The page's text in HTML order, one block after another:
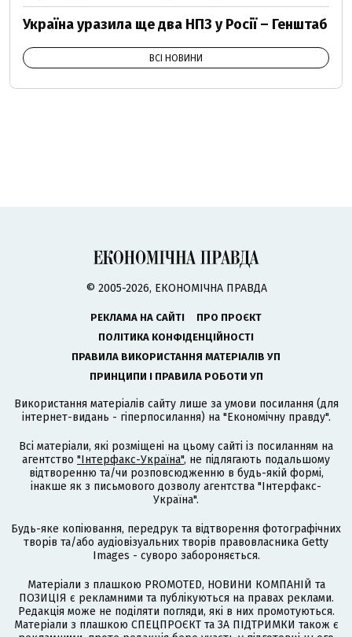
Україна уразила ще два НПЗ у Росії – Генштаб
ВСІ НОВИНИ
© 2005-2026, ЕКОНОМІЧНА ПРАВДА
РЕКЛАМА НА САЙТІ
ПРО ПРОЄКТ
ПОЛІТИКА КОНФІДЕНЦІЙНОСТІ
ПРАВИЛА ВИКОРИСТАННЯ МАТЕРІАЛІВ УП
ПРИНЦИПИ І ПРАВИЛА РОБОТИ УП
Використання матеріалів сайту лише за умови посилання (для
інтернет-видань - гіперпосилання) на "Економічну правду".
Всі матеріали, які розміщені на цьому сайті із посиланням на
агентство "Інтерфакс-Україна", не підлягають подальшому
відтворенню та/чи розповсюдженню в будь-якій формі,
інакше як з письмового дозволу агентства "Інтерфакс-
Україна".
Будь-яке копіювання, передрук та відтворення фотографічних
творів та/або аудіовізуальних творів правовласника Getty
Images - суворо забороняється.
Матеріали з плашкою PROMOTED, НОВИНИ КОМПАНІЙ та
ПОЗИЦІЯ є рекламними та публікуються на правах реклами.
Редакція може не поділяти погляди, які в них промотуються.
Матеріали з плашкою СПЕЦПРОЄКТ та ЗА ПІДТРИМКИ також є